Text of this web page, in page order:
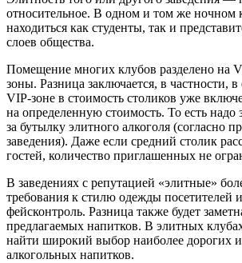
относительное. В одном и том же ночном
находиться как студенты, так и
слоев общества.
Помещение многих клубов разделено на
зоны. Разница заключается, в частности,
VIP-зоне в стоимость столиков уже
на определенную стоимость. То есть
за бутылку элитного алкоголя (согласно
заведения). Даже если средний столик
гостей, количество приглашенных не
В заведениях с репутацией «элитные»
требования к стилю одежды посетителей
фейсконтроль. Разница также будет
предлагаемых напитков. В элитных
найти широкий выбор наиболее дорогих
алкогольных напитков.